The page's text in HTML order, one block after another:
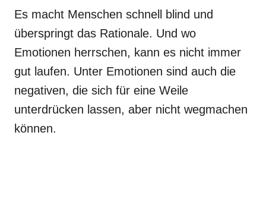
Es macht Menschen schnell blind und
überspringt das Rationale. Und wo
Emotionen herrschen, kann es nicht immer
gut laufen. Unter Emotionen sind auch die
negativen, die sich für eine Weile
unterdrücken lassen, aber nicht wegmachen
können.